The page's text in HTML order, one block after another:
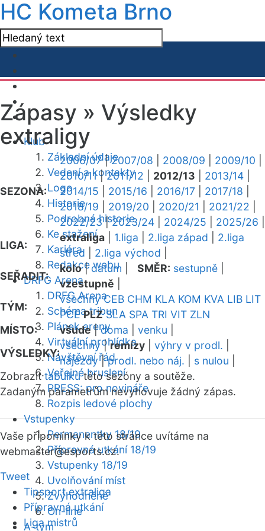
HC Kometa Brno
Klub
Základní údaje
Vedení a kontakty
Logo
Historie
Podrobná historie
Ke stažení
Kariéra
Redakce webu
DRFG Arena
DRFG Arena
Schéma tribun
Plánek areny
Virtuální prohlídka
Návštěvní řád
Veřejné bruslení
PRESS: pro novináře
Rozpis ledové plochy
Vstupenky
Permanentky 18/19
Přípravná utkání 18/19
Vstupenky 18/19
Uvolňování míst
Zvýhodněné
On-line
A-tým
Zápasy » Výsledky
extraligy
SEZONA:
2006/07|2007/08 2008/09 2009/10
2010/11|2011/12 2012/13 2013/14
2014/15
2015/16 2016/17 2017/18
2018/19
2019/20 2020/21 2021/22
2022/23|2023/24 2024/25 2025/26
LIGA:
extraliga 1.liga 2.liga západ
2.liga
střed
2.liga východ
SEŘADIT:
kolo|datum SMĚR: sestupně
vzestupně
TÝM:
všechny CEB CHM KLA KOM KVA LIB LIT
PCE PLZ SLA SPA TRI VIT ZLN
MÍSTO:
všude|doma venku
VÝSLEDKY:
všechny|remízy výhry v prodl.
nájezdy|prodl. nebo náj. s nulou
Zobrazittabulkutéto sezóny a soutěže.
Zadaným parametrům nevyhovuje žádný zápas.
Vaše připomínky k této stránce uvítáme na
webmaster@esports.cz.
Tweet
Tipsport extraliga
Přípravná utkání
Liga mistrů